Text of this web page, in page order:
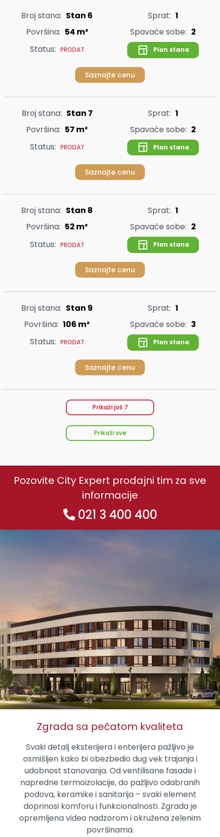
Broj stana: Stan 6 Sprat: 1
Površina: 54 m² Spavaće sobe: 2
Status: PRODAT Plan stana
Saznajte cenu
Broj stana: Stan 7 Sprat: 1
Površina: 57 m² Spavaće sobe: 2
Status: PRODAT Plan stana
Saznajte cenu
Broj stana: Stan 8 Sprat: 1
Površina: 52 m² Spavaće sobe: 2
Status: PRODAT Plan stana
Saznajte cenu
Broj stana: Stan 9 Sprat: 1
Površina: 106 m² Spavaće sobe: 3
Status: PRODAT Plan stana
Saznajte cenu
Prikaži još 7
Prikaži sve
Pozovite City Expert prodajni tim za sve
informacije
021 3 400 400
Zgrada sa pečatom kvaliteta
Svaki detalj eksterijera i enterijera pažljivo je
osmišljen kako bi obezbedio dug vek trajanja i
udobnost stanovanja. Od ventilisane fasade i
napredne termoizolacije, do pažljivo odabranih
podova, keramike i sanitarija – svaki element
doprinosi komforu i funkcionalnosti. Zgrada je
opremljena video nadzorom i okružena zelenim
površinama.